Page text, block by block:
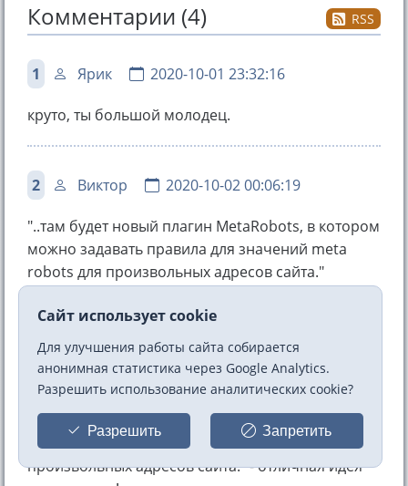
Комментарии (4) RSS
1 Ярик 2020-10-01 23:32:16
круто, ты большой молодец.
2 Виктор 2020-10-02 00:06:19
"..там будет новый плагин MetaRobots, в котором
можно задавать правила для значений meta
robots для произвольных адресов сайта."
это о чем? организация "псевдо-доменов"?
3 Дмитрий 2020-10-02 02:26:44
"плагин MetaRobots, в котором можно задавать
правила для значений meta robots для
произвольных адресов сайта." - отличная идея
Сайт использует cookie
Для улучшения работы сайта собирается
анонимная статистика через Google Analytics.
Разрешить использование аналитических cookie?
Разрешить Запретить